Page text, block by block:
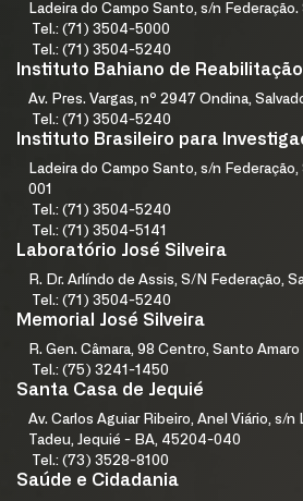
Ladeira do Campo Santo, s/n Federação.
Tel.: (71) 3504-5000
Tel.: (71) 3504-5240
Instituto Bahiano de Reabilitação
Av. Pres. Vargas, nº 2947 Ondina,
Tel.: (71) 3504-5240
Instituto Brasileiro para
Ladeira do Campo Santo, s/n
001
Tel.: (71) 3504-5240
Tel.: (71) 3504-5141
Laboratório José Silveira
R. Dr. Arlíndo de Assis, S/N Federação,
Tel.: (71) 3504-5240
Memorial José Silveira
R. Gen. Câmara, 98 Centro, Santo
Tel.: (75) 3241-1450
Santa Casa de Jequié
Av. Carlos Aguiar Ribeiro, Anel Viário, s/
Tadeu, Jequié - BA, 45204-040
Tel.: (73) 3528-8100
Saúde e Cidadania